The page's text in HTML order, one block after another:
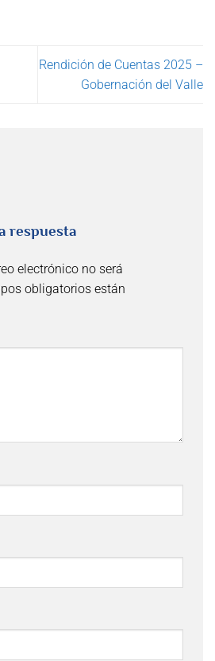
Rendición de Cuentas 2025 –
Gobernación del Valle
respuesta
electrónico no será
obligatorios están